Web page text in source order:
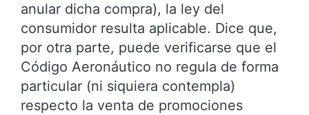
anular dicha compra), la ley del
consumidor resulta aplicable. Dice que,
por otra parte, puede verificarse que el
Código Aeronáutico no regula de forma
particular (ni siquiera contempla)
respecto la venta de promociones